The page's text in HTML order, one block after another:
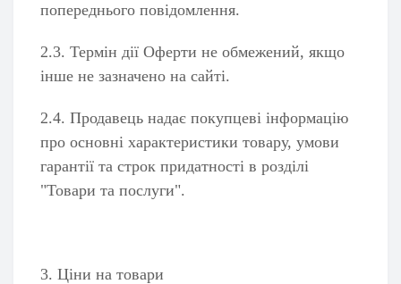
попереднього повідомлення.
2.3. Термін дії Оферти не обмежений, якщо
інше не зазначено на сайті.
2.4. Продавець надає покупцеві інформацію
про основні характеристики товару, умови
гарантії та строк придатності в розділі
"Товари та послуги".
3. Ціни на товари